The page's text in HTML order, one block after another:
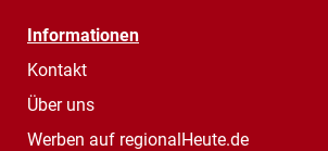
Informationen
Kontakt
Über uns
Werben auf regionalHeute.de